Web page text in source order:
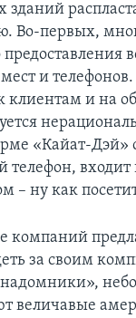
Во-первых,
предоставления
и
клиентам и на
«Кайат-Дэй»
телефон,
– ну как
компаний
за своим
величавые